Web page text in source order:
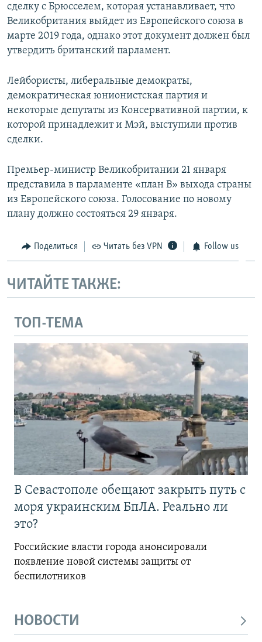
сделку с Брюсселем, которая устанавливает, что
Великобритания выйдет из Европейского союза в
марте 2019 года, однако этот документ должен был
утвердить британский парламент.
Лейбористы, либеральные демократы,
демократическая юнионистская партия и
некоторые депутаты из Консервативной партии, к
которой принадлежит и Мэй, выступили против
сделки.
Премьер-министр Великобритании 21 января
представила в парламенте «план В» выхода страны
из Европейского союза. Голосование по новому
плану должно состояться 29 января.
Поделиться Читать без VPN Follow us
ЧИТАЙТЕ ТАКЖЕ:
ТОП-ТЕМА
В Севастополе обещают закрыть путь с
моря украинским БпЛА. Реально ли
это?
Российские власти города анонсировали
появление новой системы защиты от
беспилотников
НОВОСТИ